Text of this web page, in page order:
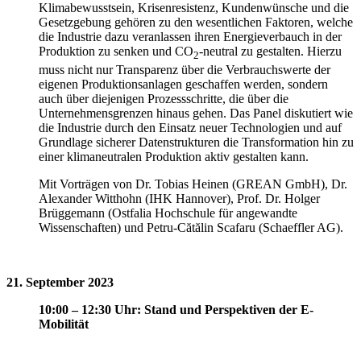
Klimabewusstsein, Krisenresistenz, Kundenwünsche und die
Gesetzgebung gehören zu den wesentlichen Faktoren, welche
die Industrie dazu veranlassen ihren Energieverbauch in der
Produktion zu senken und CO2-neutral zu gestalten. Hierzu
muss nicht nur Transparenz über die Verbrauchswerte der
eigenen Produktionsanlagen geschaffen werden, sondern
auch über diejenigen Prozessschritte, die über die
Unternehmensgrenzen hinaus gehen. Das Panel diskutiert wie
die Industrie durch den Einsatz neuer Technologien und auf
Grundlage sicherer Datenstrukturen die Transformation hin zu
einer klimaneutralen Produktion aktiv gestalten kann.
Mit Vorträgen von Dr. Tobias Heinen (GREAN GmbH), Dr.
Alexander Witthohn (IHK Hannover), Prof. Dr. Holger
Brüggemann (Ostfalia Hochschule für angewandte
Wissenschaften) und Petru-Cătălin Scafaru (Schaeffler AG).
21. September 2023
10:00 – 12:30 Uhr: Stand und Perspektiven der E-
Mobilität